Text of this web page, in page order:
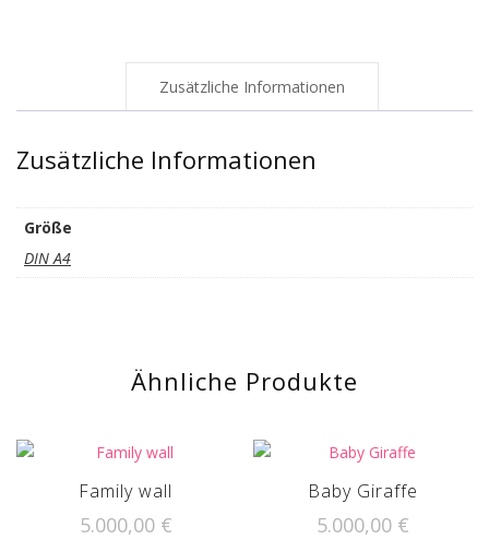
Zusätzliche Informationen
Zusätzliche Informationen
Größe
DIN A4
Ähnliche Produkte
Family wall
5.000,00 €
Baby Giraffe
5.000,00 €